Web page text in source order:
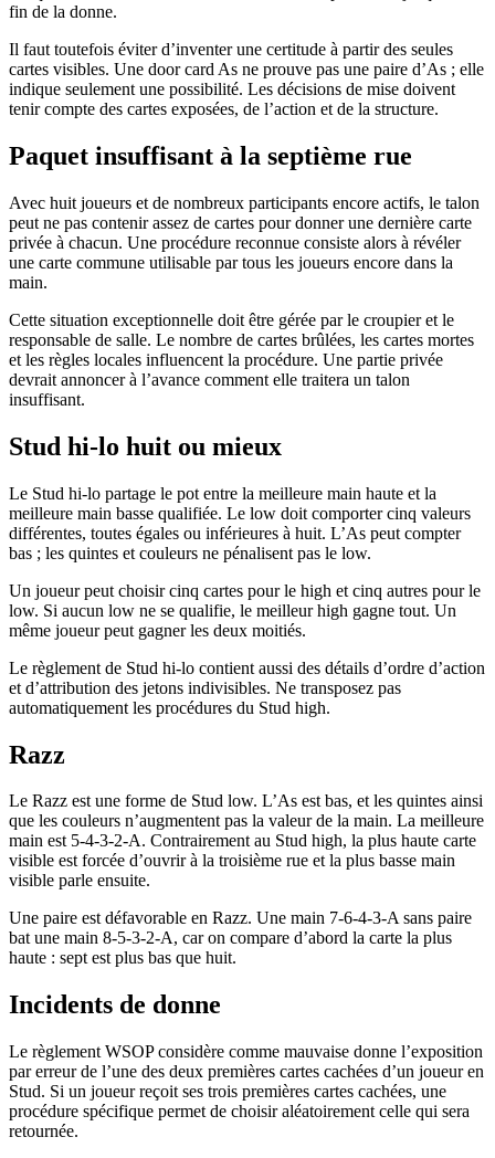
fin de la donne.
Il faut toutefois éviter d’inventer une certitude à partir des seules
cartes visibles. Une door card As ne prouve pas une paire d’As ; elle
indique seulement une possibilité. Les décisions de mise doivent
tenir compte des cartes exposées, de l’action et de la structure.
Paquet insuffisant à la septième rue
Avec huit joueurs et de nombreux participants encore actifs, le talon
peut ne pas contenir assez de cartes pour donner une dernière carte
privée à chacun. Une procédure reconnue consiste alors à révéler
une carte commune utilisable par tous les joueurs encore dans la
main.
Cette situation exceptionnelle doit être gérée par le croupier et le
responsable de salle. Le nombre de cartes brûlées, les cartes mortes
et les règles locales influencent la procédure. Une partie privée
devrait annoncer à l’avance comment elle traitera un talon
insuffisant.
Stud hi-lo huit ou mieux
Le Stud hi-lo partage le pot entre la meilleure main haute et la
meilleure main basse qualifiée. Le low doit comporter cinq valeurs
différentes, toutes égales ou inférieures à huit. L’As peut compter
bas ; les quintes et couleurs ne pénalisent pas le low.
Un joueur peut choisir cinq cartes pour le high et cinq autres pour le
low. Si aucun low ne se qualifie, le meilleur high gagne tout. Un
même joueur peut gagner les deux moitiés.
Le règlement de Stud hi-lo contient aussi des détails d’ordre d’action
et d’attribution des jetons indivisibles. Ne transposez pas
automatiquement les procédures du Stud high.
Razz
Le Razz est une forme de Stud low. L’As est bas, et les quintes ainsi
que les couleurs n’augmentent pas la valeur de la main. La meilleure
main est 5-4-3-2-A. Contrairement au Stud high, la plus haute carte
visible est forcée d’ouvrir à la troisième rue et la plus basse main
visible parle ensuite.
Une paire est défavorable en Razz. Une main 7-6-4-3-A sans paire
bat une main 8-5-3-2-A, car on compare d’abord la carte la plus
haute : sept est plus bas que huit.
Incidents de donne
Le règlement WSOP considère comme mauvaise donne l’exposition
par erreur de l’une des deux premières cartes cachées d’un joueur en
Stud. Si un joueur reçoit ses trois premières cartes cachées, une
procédure spécifique permet de choisir aléatoirement celle qui sera
retournée.